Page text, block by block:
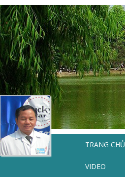
TRANG CHỦ
VIDEO